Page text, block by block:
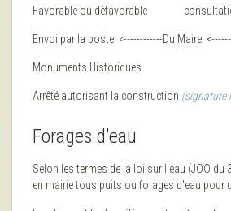
Favorable ou défavorable
Envoi par la poste <------------Du Maire
Monuments Historiques
Arrêté autorisant la construction (signature
Forages d'eau
Selon les termes de la loi sur l'eau (JOO
en mairie tous puits ou forages d'eau pour